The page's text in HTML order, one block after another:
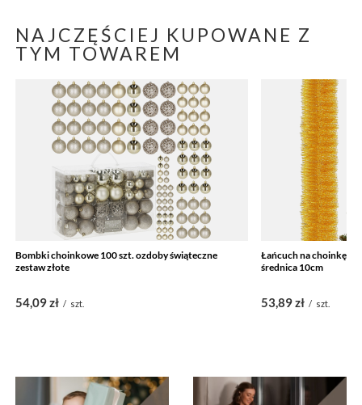
NAJCZĘŚCIEJ KUPOWANE Z
TYM TOWAREM
Bombki choinkowe 100 szt. ozdoby świąteczne
zestaw złote
54,09 zł / szt.
Łańcuch na choinkę
średnica 10cm
53,89 zł / szt.